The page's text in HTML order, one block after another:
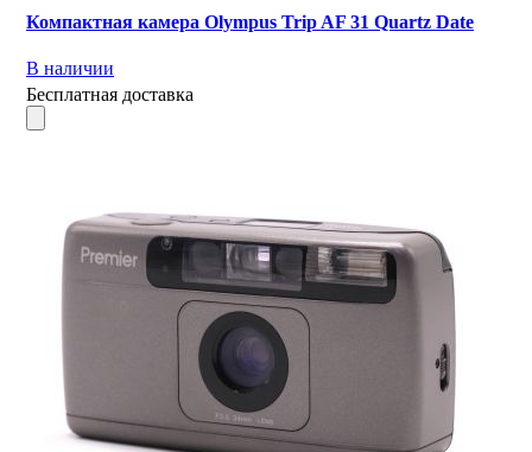
Компактная камера Olympus Trip AF 31 Quartz Date
В наличии
Бесплатная доставка